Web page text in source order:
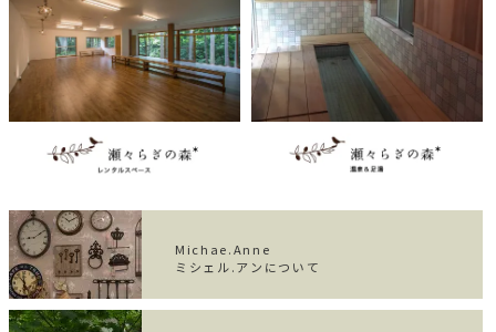
Michae.Anne
ミシェル.アンについて